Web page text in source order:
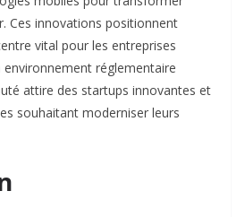
Ces innovations positionnent
vital pour les entreprises
environnement réglementaire
attire des startups innovantes et
souhaitant moderniser leurs